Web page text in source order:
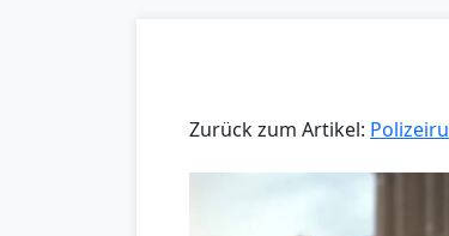
Zurück zum Artikel: